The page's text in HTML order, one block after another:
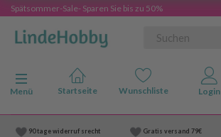
Spätsommer-Sale- Sparen Sie bis zu 50%
Anzeige ändern
Menü
90 tage widerruf srecht Gratis versand 79€